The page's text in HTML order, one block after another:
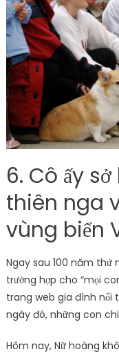
6. Cô ấy
thiên nga
vùng biển
Ngay sau 100 năm thứ
trường hợp cho “mọi
trang web gia đình nổi
ngày đó, những con
Hôm nay, Nữ hoàng